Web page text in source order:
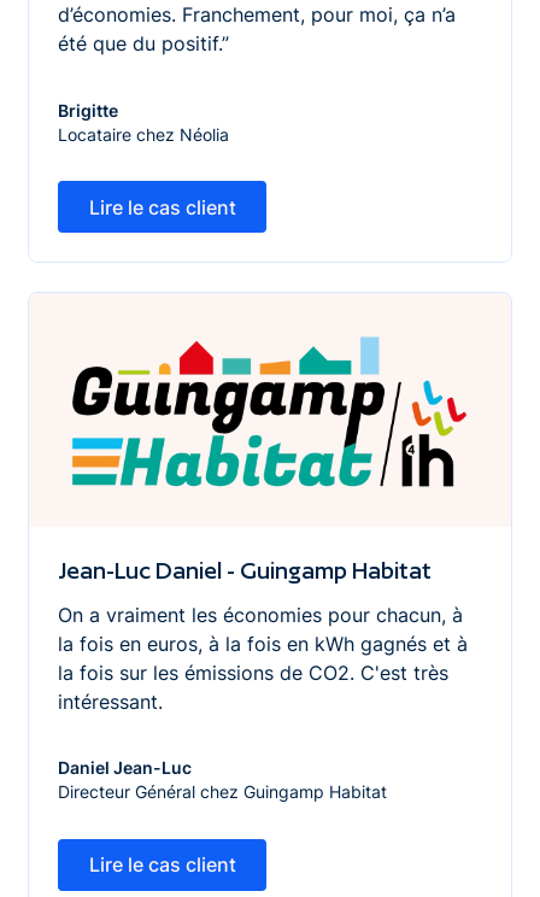
d’économies. Franchement, pour moi, ça n’a
été que du positif.”
Brigitte
Locataire chez Néolia
Lire le cas client
Lire le cas client
Jean-Luc Daniel - Guingamp Habitat
On a vraiment les économies pour chacun, à
la fois en euros, à la fois en kWh gagnés et à
la fois sur les émissions de CO2. C'est très
intéressant.
Daniel Jean-Luc
Directeur Général chez Guingamp Habitat
Lire le cas client
Lire le cas client